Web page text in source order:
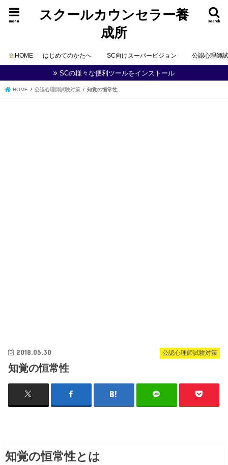
スクールカウンセラー養
成所
search
menu
HOME はじめてのかたへ SC向けスーパービジョン 公認心理師
SCの様々な便利ツールをインストール
HOME 公認心理師試験対策 知覚の恒常性
公認心理師試験対策
2018.05.30
知覚の恒常性
知覚の恒常性とは